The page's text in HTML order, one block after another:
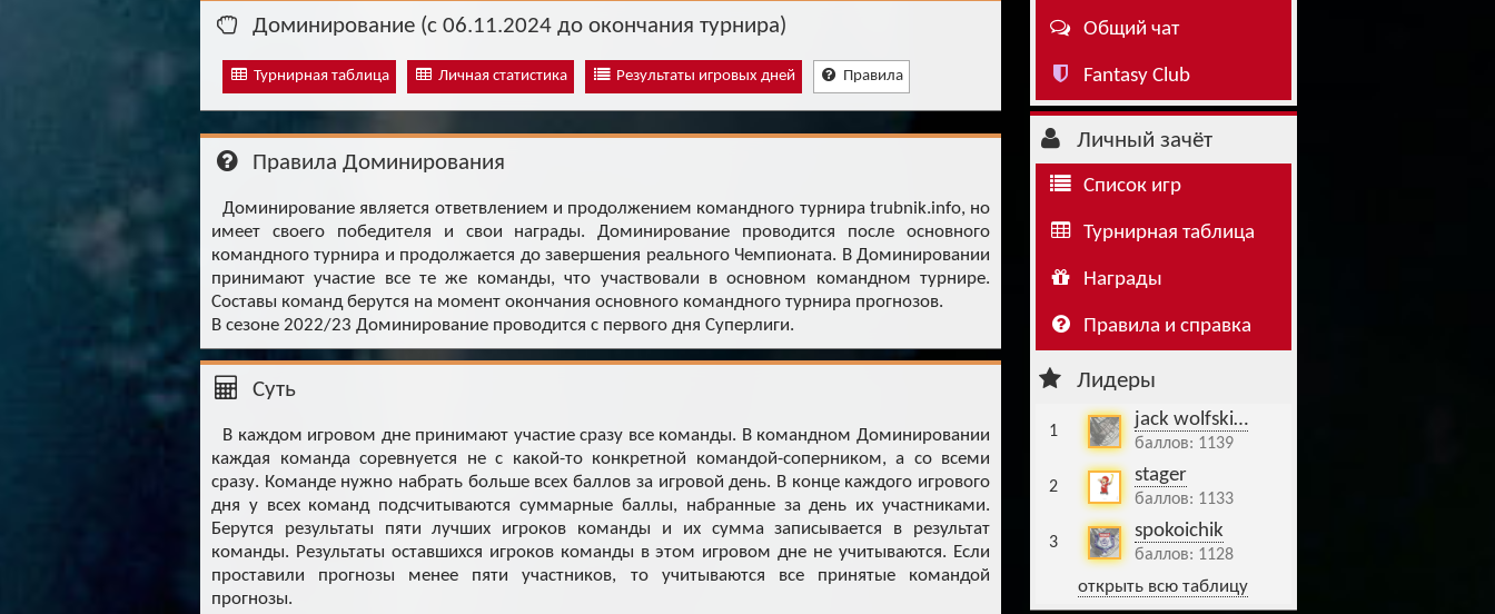
Max
Футбол — ЛЧ
Хоккей — КХЛ
Буч: блог болельщика
Hound: блог болельщика
Ragnar: блог болельщика
Доминирование (с 06.11.2024 до окончания турнира)
Турнирная таблица Личная статистика Результаты игровых дней Правила
Правила Доминирования
Доминирование является ответвлением и продолжением командного турнира trubnik.info, но
имеет своего победителя и свои награды. Доминирование проводится после основного
командного турнира и продолжается до завершения реального Чемпионата. В Доминировании
принимают участие все те же команды, что участвовали в основном командном турнире.
Составы команд берутся на момент окончания основного командного турнира прогнозов.
В сезоне 2022/23 Доминирование проводится с первого дня Суперлиги.
Суть
В каждом игровом дне принимают участие сразу все команды. В командном Доминировании
каждая команда соревнуется не с какой-то конкретной командой-соперником, а со всеми
сразу. Команде нужно набрать больше всех баллов за игровой день. В конце каждого игрового
дня у всех команд подсчитываются суммарные баллы, набранные за день их участниками.
Берутся результаты пяти лучших игроков команды и их сумма записывается в результат
команды. Результаты оставшихся игроков команды в этом игровом дне не учитываются. Если
проставили прогнозы менее пяти участников, то учитываются все принятые командой
прогнозы.
Общий чат
Fantasy Club
Личный зачёт
Список игр
Турнирная таблица
Награды
Правила и справка
Лидеры
1
jack wolfski…
баллов: 1139
2
stager
баллов: 1133
3
spokoichik
баллов: 1128
открыть всю таблицу